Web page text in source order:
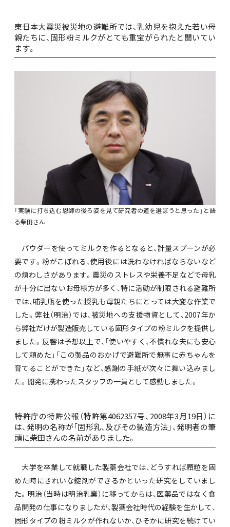
――東日本大震災被災地の避難所では、乳幼児を抱えた若い母
親たちに、固形粉ミルクがとても重宝がられたと聞いてい
ます。
「実験に打ち込む恩師の後ろ姿を見て研究者の道を選ぼうと思った」と語
る柴田さん
パウダーを使ってミルクを作るとなると、計量スプーンが必
要です。粉がこぼれる、使用後には洗わなければならないなど
の煩わしさがあります。震災のストレスや栄養不足などで母乳
が十分に出ないお母様方が多く、特に活動が制限される避難所
では、哺乳瓶を使った授乳も母親たちにとっては大変な作業で
した。弊社（明治）では、被災地への支援物資として、2007年か
ら弊社だけが製造販売している固形タイプの粉ミルクを提供し
ました。反響は予想以上で、「使いやすく、不慣れな夫にも安心
して頼めた」「この製品のおかげで避難所で無事に赤ちゃんを
育てることができた」など、感謝の手紙が次々に舞い込みまし
た。開発に携わったスタッフの一員として感動しました。
――特許庁の特許公報（特許第4062357号、2008年3月19日）に
は、発明の名称が「固形乳、及びその製造方法」、発明者の筆
頭に柴田さんの名前がありました。
大学を卒業して就職した製薬会社では、どうすれば顆粒を固
めた時にきれいな錠剤ができるかといった研究をしていまし
た。明治（当時は明治乳業）に移ってからは、医薬品ではなく食
品開発の仕事になりましたが、製薬会社時代の経験を生かして、
固形タイプの粉ミルクが作れないか、ひそかに研究を続けてい